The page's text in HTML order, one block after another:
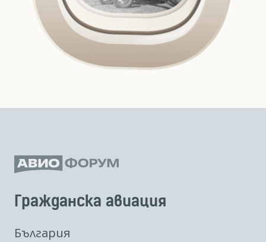
Гражданска авиация
България